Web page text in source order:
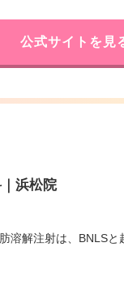
公式サイトを見
浜松院
溶解注射は、BNLSと